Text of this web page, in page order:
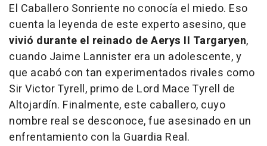
El Caballero Sonriente no conocía el miedo. Eso
cuenta la leyenda de este experto asesino, que
vivió durante el reinado de Aerys II Targaryen,
cuando Jaime Lannister era un adolescente, y
que acabó con tan experimentados rivales como
Sir Victor Tyrell, primo de Lord Mace Tyrell de
Altojardín. Finalmente, este caballero, cuyo
nombre real se desconoce, fue asesinado en un
enfrentamiento con la Guardia Real.